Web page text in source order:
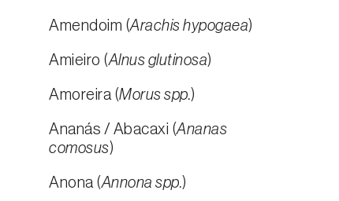
Amendoim (Arachis hypogaea)
Amieiro (Alnus glutinosa)
Amoreira (Morus spp.)
Ananás / Abacaxi (Ananas
comosus)
Anona (Annona spp.)